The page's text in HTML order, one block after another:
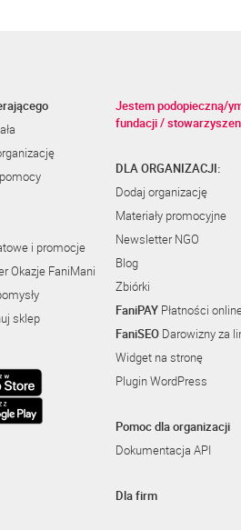
i promocje
Okazje FaniMani
sklep
Jestem podopieczną/
fundacji /
DLA ORGANIZACJI:
Dodaj organizację
Materiały promocyjne
Newsletter NGO
Blog
Zbiórki
FaniPAY Płatności
FaniSEO Darowizny za
Widget na stronę
Plugin WordPress
Pomoc dla organizacji
Dokumentacja API
Dla firm